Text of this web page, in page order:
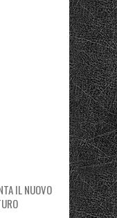
IL NUOVO